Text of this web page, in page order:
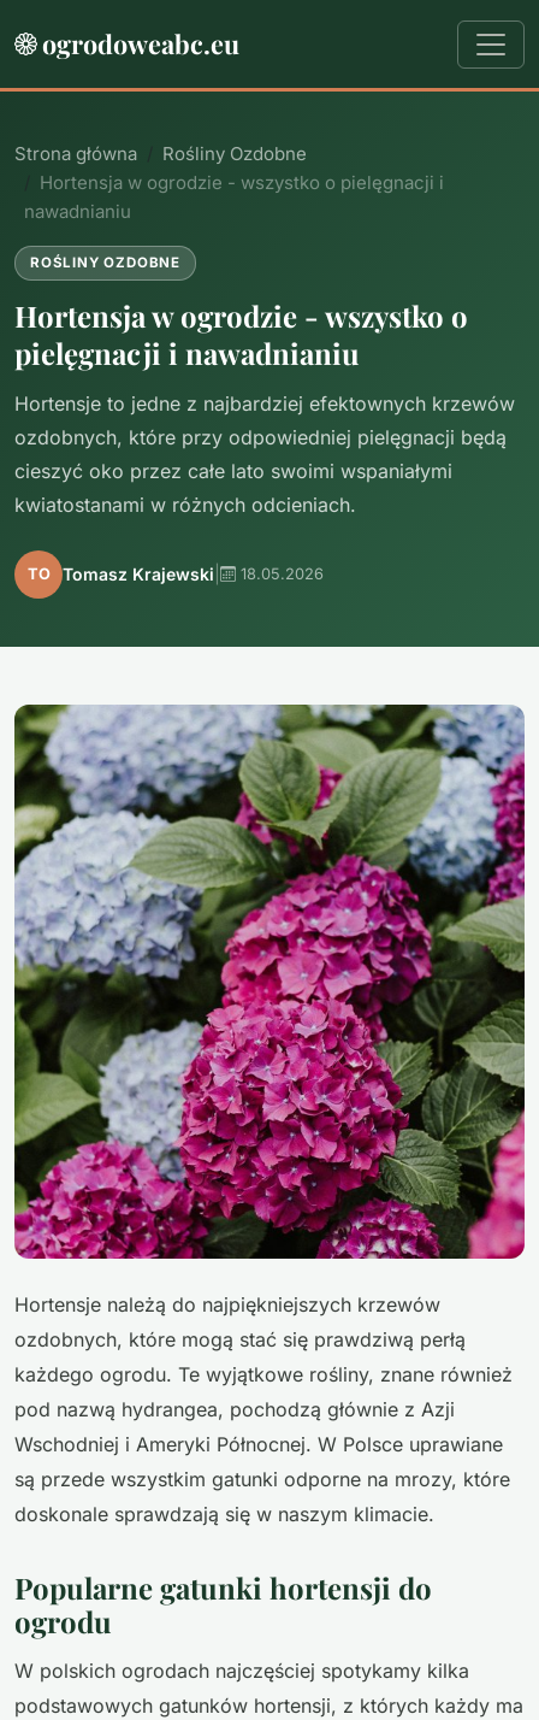
ogrodoweabc.eu
Strona główna
Rośliny Ozdobne
Hortensja w ogrodzie - wszystko o pielęgnacji i
nawadnianiu
ROŚLINY OZDOBNE
Hortensja w ogrodzie - wszystko o
pielęgnacji i nawadnianiu
Hortensje to jedne z najbardziej efektownych krzewów
ozdobnych, które przy odpowiedniej pielęgnacji będą
cieszyć oko przez całe lato swoimi wspaniałymi
kwiatostanami w różnych odcieniach.
TO Tomasz Krajewski 18.05.2026
Hortensje należą do najpiękniejszych krzewów
ozdobnych, które mogą stać się prawdziwą perłą
każdego ogrodu. Te wyjątkowe rośliny, znane również
pod nazwą hydrangea, pochodzą głównie z Azji
Wschodniej i Ameryki Północnej. W Polsce uprawiane
są przede wszystkim gatunki odporne na mrozy, które
doskonale sprawdzają się w naszym klimacie.
Popularne gatunki hortensji do
ogrodu
W polskich ogrodach najczęściej spotykamy kilka
podstawowych gatunków hortensji, z których każdy ma